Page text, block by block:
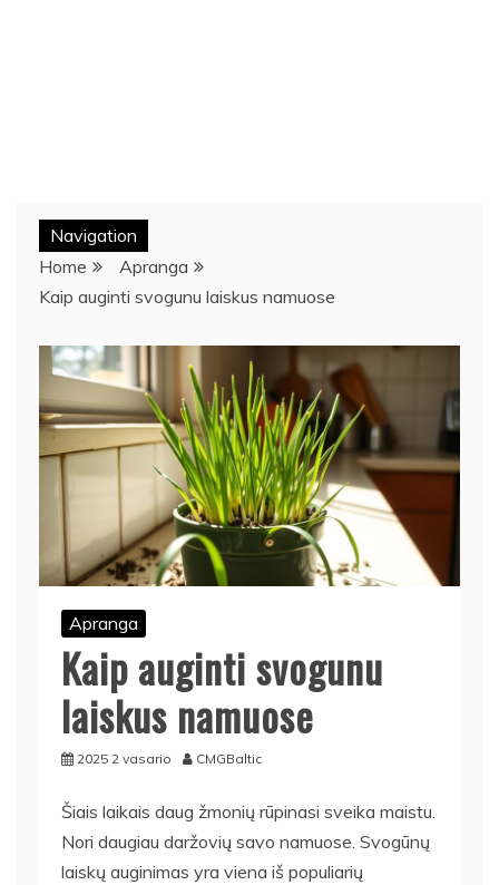
Navigation
Home
Apranga
Kaip auginti svogunu laiskus namuose
Apranga
Kaip auginti svogunu
laiskus namuose
2025 2 vasario CMGBaltic
Šiais laikais daug žmonių rūpinasi sveika maistu.
Nori daugiau daržovių savo namuose. Svogūnų
laiskų auginimas yra viena iš populiarių